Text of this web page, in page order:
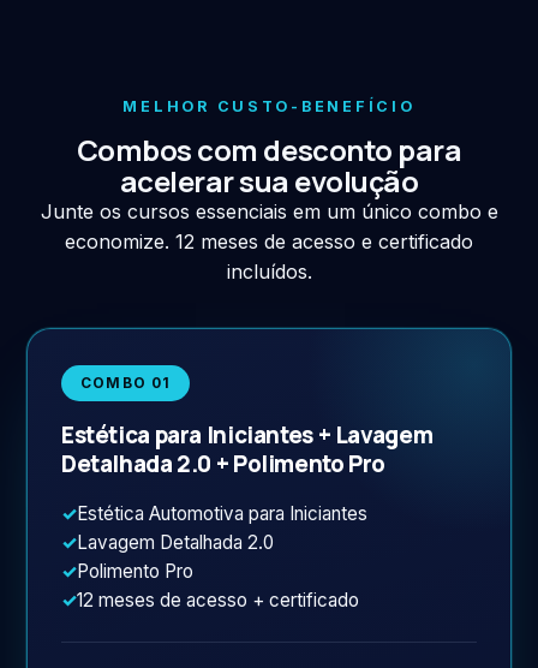
MELHOR CUSTO-BENEFÍCIO
Combos com desconto para
acelerar sua evolução
Junte os cursos essenciais em um único combo e
economize. 12 meses de acesso e certificado
incluídos.
COMBO 01
Estética para Iniciantes + Lavagem
Detalhada 2.0 + Polimento Pro
✓Estética Automotiva para Iniciantes
✓Lavagem Detalhada 2.0
✓Polimento Pro
✓12 meses de acesso + certificado